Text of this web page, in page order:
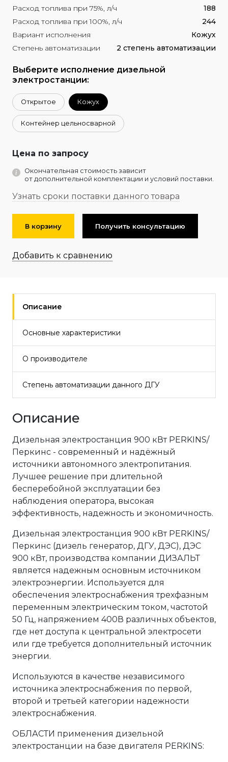
Расход топлива при 75%, л/ч
188
Расход топлива при 100%, л/ч
244
Вариант исполнения
Кожух
Степень автоматизации
2 степень автоматизации
Выберите исполнение дизельной
электростанции:
Открытое Кожух
Контейнер цельносварной
Цена по запросу
Окончательная стоимость зависит
от дополнительной комплектации и условий поставки.
Узнать сроки поставки данного товара
В корзину Получить консультацию
Добавить к сравнению
Описание
Основные характеристики
О производителе
Степень автоматизации данного ДГУ
Описание
Дизельная электростанция 900 кВт PERKINS/
Перкинс - современный и надёжный
источники автономного электропитания.
Лучшее решение при длительной
бесперебойной эксплуатации без
наблюдения оператора, высокая
эффективность, надежность и экономичность.
Дизельная электростанция 900 кВт PERKINS/
Перкинс (дизель генератор, ДГУ, ДЭС), ДЭС
900 кВт, производства компании ДИЗАЛЬТ
является надежным основным источником
электроэнергии. Используется для
обеспечения электроснабжения трехфазным
переменным электрическим током, частотой
50 Гц, напряжением 400В различных объектов,
где нет доступа к центральной электросети
или где требуется дополнительный источник
энергии.
Используются в качестве независимого
источника электроснабжения по первой,
второй и третьей категории надежности
электроснабжения.
ОБЛАСТИ применения дизельной
электростанции на базе двигателя PERKINS: